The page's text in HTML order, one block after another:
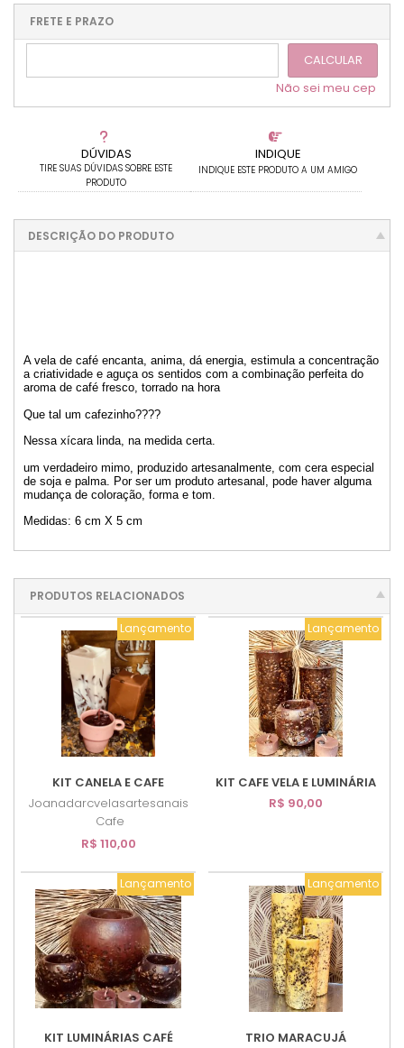
DÚVIDAS
TIRE SUAS DÚVIDAS SOBRE ESTE
PRODUTO
INDIQUE
INDIQUE ESTE PRODUTO A UM AMIGO
...
..
FRETE E PRAZO
CALCULAR
Não sei meu cep
DESCRIÇÃO DO PRODUTO
A vela de café encanta, anima, dá energia, estimula a concentração
a criatividade e aguça os sentidos com a combinação perfeita do
aroma de café fresco, torrado na hora
Que tal um cafezinho????
Nessa xícara linda, na medida certa.
um verdadeiro mimo, produzido artesanalmente, com cera especial
de soja e palma. Por ser um produto artesanal, pode haver alguma
mudança de coloração, forma e tom.
Medidas: 6 cm X 5 cm
PRODUTOS RELACIONADOS
Lançamento
KIT CANELA E CAFE
Joanadarcvelasartesanais
Cafe
R$ 110,00
Lançamento
KIT CAFE VELA E LUMINÁRIA
R$ 90,00
Lançamento
KIT LUMINÁRIAS CAFÉ
Lançamento
TRIO MARACUJÁ